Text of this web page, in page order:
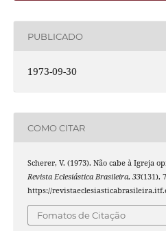
PUBLICADO
1973-09-30
COMO CITAR
Scherer, V. (1973). Não cabe à Igreja
Revista Eclesiástica Brasileira, 33(131),
https://
Fomatos de Citação